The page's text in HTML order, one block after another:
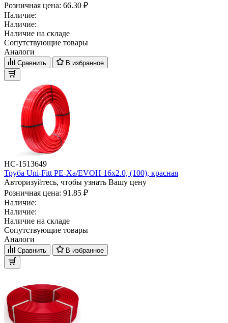
Розничная цена: 66.30 ₽
Наличие:
Наличие:
Наличие на складе
Сопутствующие товары
Аналоги
Сравнить В избранное
НС-1513649
Труба Uni-Fitt PE-Xa/EVOH 16х2.0, (100), красная
Авторизуйтесь, чтобы узнать Вашу цену
Розничная цена: 91.85 ₽
Наличие:
Наличие:
Наличие на складе
Сопутствующие товары
Аналоги
Сравнить В избранное